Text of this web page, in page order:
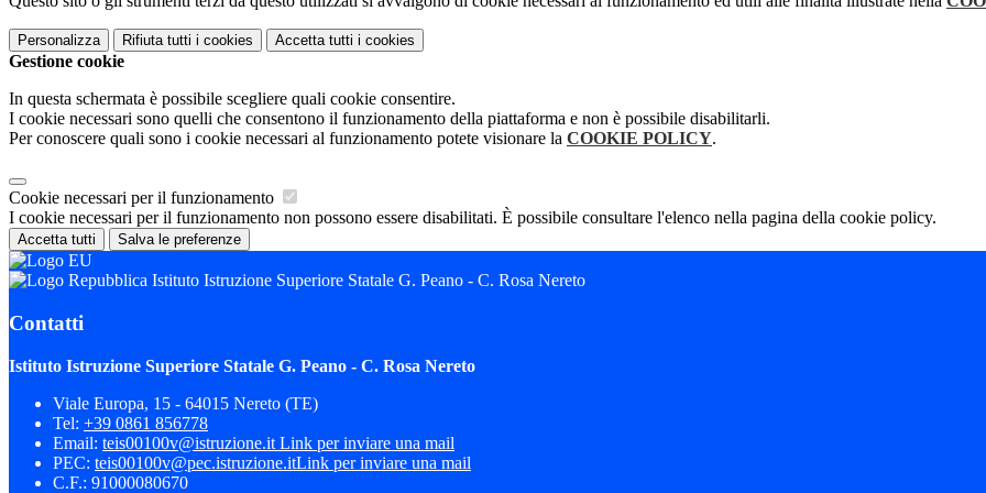
Personalizza Rifiuta tutti i cookies Accetta tutti i cookies
Gestione cookie
In questa schermata è possibile scegliere quali cookie consentire.
I cookie necessari sono quelli che consentono il funzionamento della piattaforma e non è possibile disabilitarli.
Per conoscere quali sono i cookie necessari al funzionamento potete visionare la COOKIE POLICY.
Cookie necessari per il funzionamento
I cookie necessari per il funzionamento non possono essere disabilitati. È possibile consultare l'elenco nella pagina della cookie policy.
Accetta tutti Salva le preferenze
Istituto Istruzione Superiore Statale G. Peano - C. Rosa Nereto
Contatti
Istituto Istruzione Superiore Statale G. Peano - C. Rosa Nereto
Viale Europa, 15 - 64015 Nereto (TE)
Tel: +39 0861 856778
Email: teis00100v@istruzione.it Link per inviare una mail
PEC: teis00100v@pec.istruzione.itLink per inviare una mail
C.F.: 91000080670